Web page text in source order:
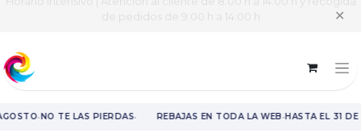
Horario intensivo | Atención al cliente de 8:00 h a 14:00 h y recogida
de pedidos de 9:00 h a 14:00 h
✕
·NO TE LAS PIERDAS· REBAJAS EN TODA LA WEB·HASTA EL 31 DE